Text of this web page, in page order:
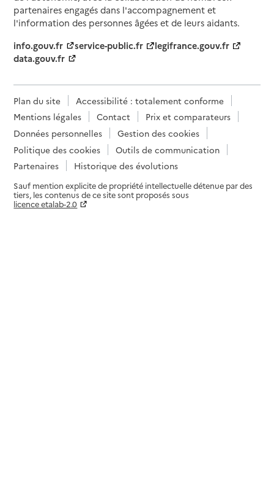
partenaires engagés dans l'accompagnement et
l'information des personnes âgées et de leurs aidants.
info.gouv.fr
service-public.fr
legifrance.gouv.fr
data.gouv.fr
Plan du site
Accessibilité : totalement conforme
Mentions légales
Contact
Prix et comparateurs
Données personnelles
Gestion des cookies
Politique des cookies
Outils de communication
Partenaires
Historique des évolutions
Sauf mention explicite de propriété intellectuelle détenue par des
tiers, les contenus de ce site sont proposés sous
licence etalab-2.0